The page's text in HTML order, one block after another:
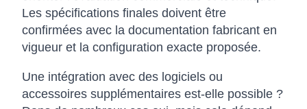
Les spécifications finales doivent être
confirmées avec la documentation fabricant en
vigueur et la configuration exacte proposée.
Une intégration avec des logiciels ou
accessoires supplémentaires est-elle possible ?